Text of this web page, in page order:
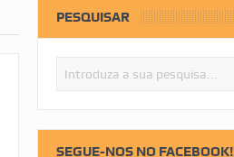
PESQUISAR
SEGUE-NOS NO FACEBOOK!